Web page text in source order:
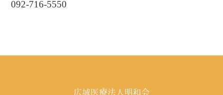
092-716-5550
広域医療法人明和会